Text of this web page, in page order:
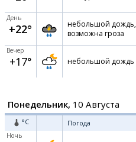
День
+22°
небольшой дождь,
возможна гроза
Вечер
+17° небольшой дождь
Понедельник, 10 Августа
°C Погода
Ночь